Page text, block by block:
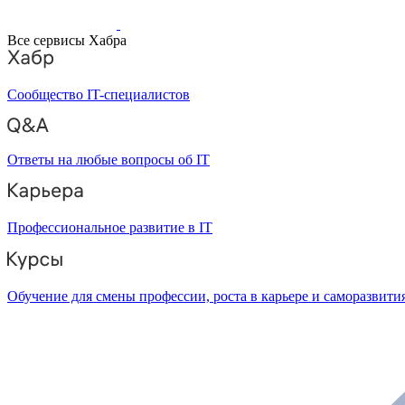
Все сервисы Хабра
Сообщество IT-специалистов
Ответы на любые вопросы об IT
Профессиональное развитие в IT
Обучение для смены профессии, роста в карьере и